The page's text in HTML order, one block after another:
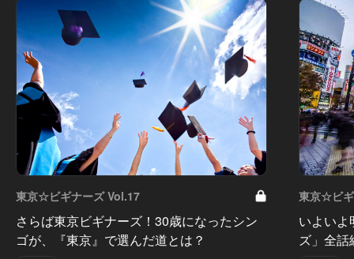
東京☆ビギナーズ Vol.17
さらば東京ビギナーズ！30歳になったシン
ゴが、『東京』で選んだ道とは？
東京☆ビ
いよい
ズ」全話